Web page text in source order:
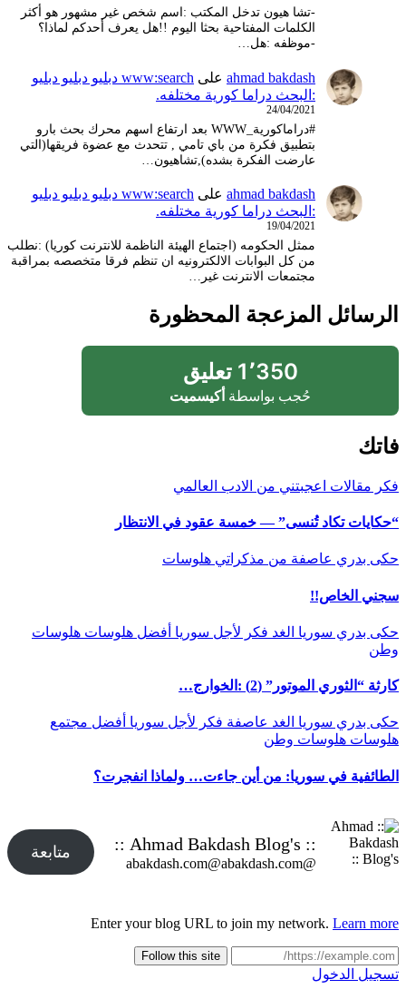
-تشا هيون تدخل المكتب :اسم شخص غير مشهور هو أكثر
الكلمات المفتاحية بحثا اليوم !!هل يعرف أحدكم لماذا؟
-موظفه :هل…
ahmad bakdash على
www:search دبليو دبليو دبليو
:البحث دراما كورية مختلفه.
24/04/2021
#دراماكورية_WWW بعد ارتفاع اسهم محرك بحث بارو
بتطبيق فكرة من باي تامي , تتحدث مع عضوة فريقها(التي
عارضت الفكرة بشده),تشاهيون…
ahmad bakdash على
www:search دبليو دبليو دبليو
:البحث دراما كورية مختلفه.
19/04/2021
ممثل الحكومه (اجتماع الهيئة الناظمة للانترنت كوريا) :نطلب
من كل البوابات الالكترونيه ان تنظم فرقا متخصصه بمراقبة
مجتمعات الانترنت غير…
الرسائل المزعجة المحظورة
1٬350 تعليق
حُجب بواسطة أكيسميت
فاتك
فكر مقالات اعجبتني من الادب العالمي
“حكايات تكاد تُنسى” — خمسة عقود في الانتظار
حكى بدري عاصفة من مذكراتي هلوسات
سجني الخاص!!
حكى بدري سوريا الغد فكر لأجل سوريا أفضل هلوسات هلوسات
وطن
كارثة “الثوري الموتور” (2) :الخوارج…
حكى بدري سوريا الغد عاصفة فكر لأجل سوريا أفضل مجتمع
هلوسات هلوسات وطن
الطائفية في سوريا: من أين جاءت… ولماذا انفجرت؟
:: Ahmad Bakdash Blog's ::
@abakdash.com@abakdash.com
متابعة
Enter your blog URL to join my network. Learn more
Follow this site
تسجيل الدخول